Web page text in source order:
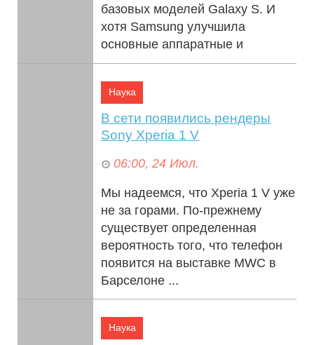
базовых моделей Galaxy S. И
хотя Samsung улучшила
основные аппаратные и
программные функции, ...
Наука
В сети появились рендеры
Sony Xperia 1 V
06:00, 24 Июл.
Мы надеемся, что Xperia 1 V уже
не за горами. По-прежнему
существует определенная
вероятность того, что телефон
появится на выставке MWC в
Барселоне ...
Наука